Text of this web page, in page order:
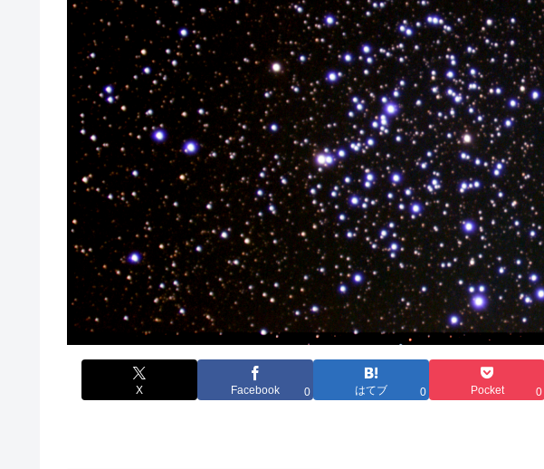
X Facebook 0 はてブ 0 Pocket 0